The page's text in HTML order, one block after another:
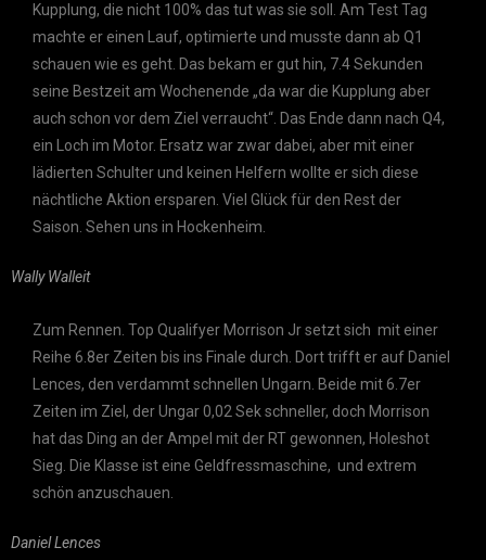
Kupplung, die nicht 100% das tut was sie soll. Am Test Tag
machte er einen Lauf, optimierte und musste dann ab Q1
schauen wie es geht. Das bekam er gut hin, 7.4 Sekunden
seine Bestzeit am Wochenende „da war die Kupplung aber
auch schon vor dem Ziel verraucht“. Das Ende dann nach Q4,
ein Loch im Motor. Ersatz war zwar dabei, aber mit einer
lädierten Schulter und keinen Helfern wollte er sich diese
nächtliche Aktion ersparen. Viel Glück für den Rest der
Saison. Sehen uns in Hockenheim.
Wally Walleit
Zum Rennen. Top Qualifyer Morrison Jr setzt sich mit einer
Reihe 6.8er Zeiten bis ins Finale durch. Dort trifft er auf Daniel
Lences, den verdammt schnellen Ungarn. Beide mit 6.7er
Zeiten im Ziel, der Ungar 0,02 Sek schneller, doch Morrison
hat das Ding an der Ampel mit der RT gewonnen, Holeshot
Sieg. Die Klasse ist eine Geldfressmaschine, und extrem
schön anzuschauen.
Daniel Lences